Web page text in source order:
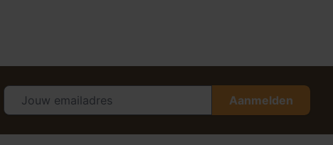
Aanmelden